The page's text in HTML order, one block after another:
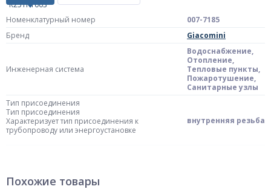
Номенклатурный номер
007-7185
Бренд
Giacomini
Инженерная система
Водоснабжение,
Отопление,
Тепловые пункты,
Пожаротушение,
Санитарные узлы
Тип присоединения
Тип присоединения
Характеризует тип присоединения к
трубопроводу или энергоустановке
внутренняя резьба
органа управления крана
Похожие товары